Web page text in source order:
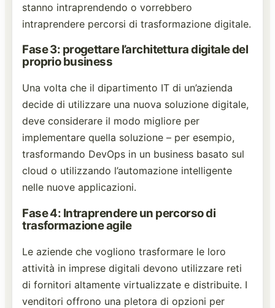
stanno intraprendendo o vorrebbero
intraprendere percorsi di trasformazione digitale.
Fase 3: progettare l’architettura digitale del
proprio business
Una volta che il dipartimento IT di un’azienda
decide di utilizzare una nuova soluzione digitale,
deve considerare il modo migliore per
implementare quella soluzione – per esempio,
trasformando DevOps in un business basato sul
cloud o utilizzando l’automazione intelligente
nelle nuove applicazioni.
Fase 4: Intraprendere un percorso di
trasformazione agile
Le aziende che vogliono trasformare le loro
attività in imprese digitali devono utilizzare reti
di fornitori altamente virtualizzate e distribuite. I
venditori offrono una pletora di opzioni per